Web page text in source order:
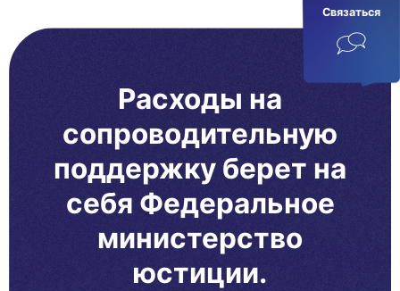
Связаться
Расходы на
сопроводительную
поддержку берет на
себя Федеральное
министерство
юстиции.